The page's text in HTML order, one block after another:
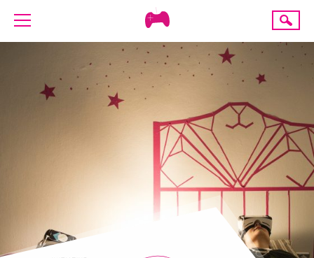
Creative
ÜBER UNS
AKTUELLES
ANGEBOTE
PROJEKTE
PRESSE
SPENDE
Suche